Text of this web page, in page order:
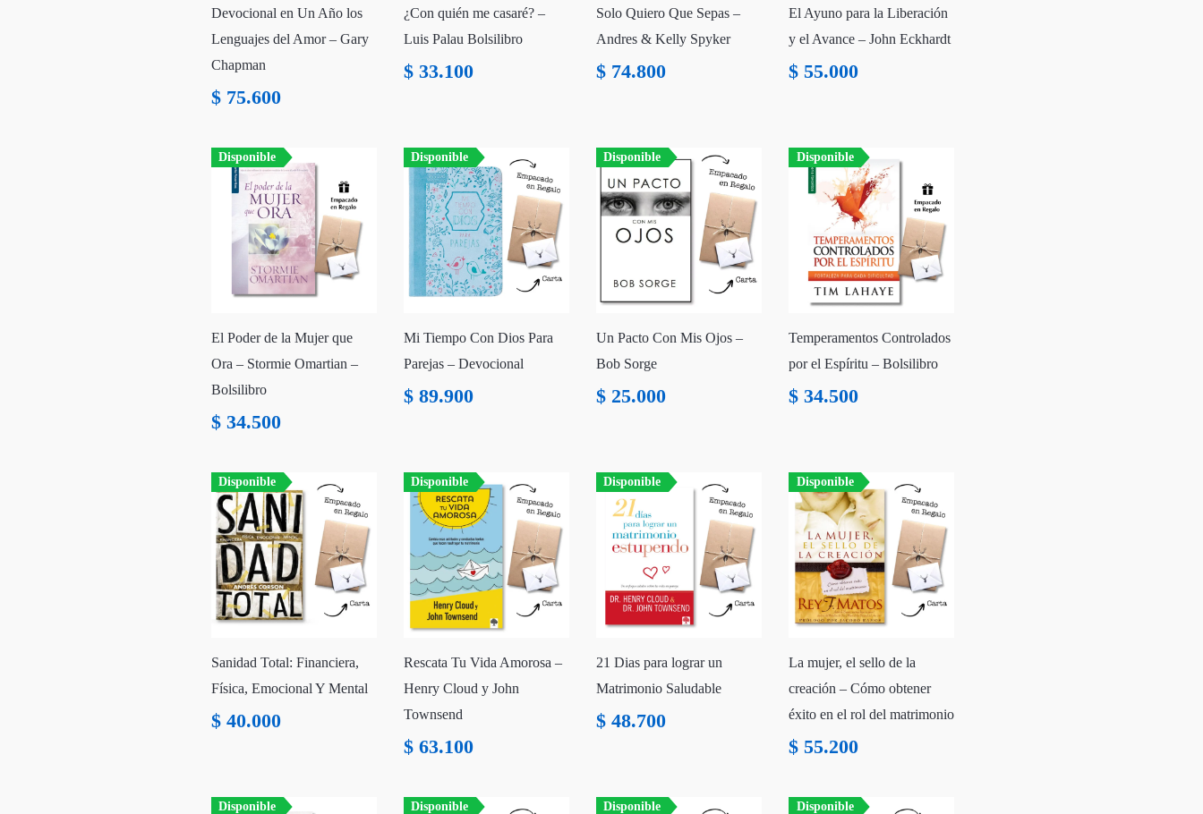
Devocional en Un Año los
Lenguajes del Amor – Gary
Chapman
$ 75.600
¿Con quién me casaré? –
Luis Palau Bolsilibro
$ 33.100
Solo Quiero Que Sepas –
Andres & Kelly Spyker
$ 74.800
El Ayuno para la Liberación
y el Avance – John Eckhardt
$ 55.000
Disponible
El Poder de la Mujer que
Ora – Stormie Omartian –
Bolsilibro
$ 34.500
Disponible
Mi Tiempo Con Dios Para
Parejas – Devocional
$ 89.900
Disponible
Un Pacto Con Mis Ojos –
Bob Sorge
$ 25.000
Disponible
Temperamentos Controlados
por el Espíritu – Bolsilibro
$ 34.500
Disponible
Sanidad Total: Financiera,
Física, Emocional Y Mental
$ 40.000
Disponible
Rescata Tu Vida Amorosa –
Henry Cloud y John
Townsend
$ 63.100
Disponible
21 Dias para lograr un
Matrimonio Saludable
$ 48.700
Disponible
La mujer, el sello de la
creación – Cómo obtener
éxito en el rol del matrimonio
$ 55.200
Disponible Disponible Disponible Disponible